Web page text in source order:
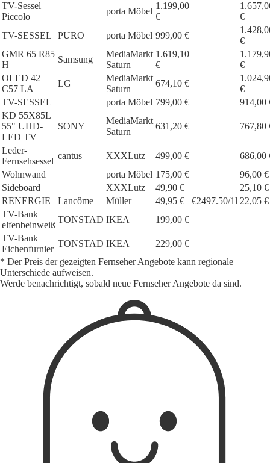
TV-Sessel
Piccolo
porta Möbel
1.199,00
€
€
TV-SESSEL
PURO porta Möbel 999,00 €
€
GMR 65 R85
H
Samsung
MediaMarkt
Saturn
1.619,10
€
€
OLED 42
C57 LA
LG
MediaMarkt
Saturn
674,10 €
€
TV-SESSEL
porta Möbel 799,00 €
914,00
KD 55X85L
55" UHD-
LED TV
SONY
MediaMarkt
Saturn
631,20 € 767,80
Leder-
Fernsehsessel
cantus XXXLutz 499,00 €
686,00
Wohnwand
porta Möbel 175,00 €
96,00 €
Sideboard
XXXLutz 49,90 €
25,10 €
RENERGIE
Lancôme Müller 49,95 € €2497.50/1l 22,05 €
TV-Bank
elfenbeinweiß
TONSTAD IKEA
199,00 €
TV-Bank
Eichenfurnier
TONSTAD IKEA
229,00 €
* Der Preis der gezeigten Fernseher Angebote kann regionale
Unterschiede aufweisen.
Werde benachrichtigt, sobald neue Fernseher Angebote da sind.